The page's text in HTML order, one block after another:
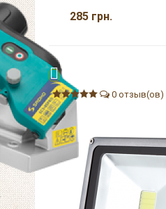
285 грн.
0 отзыв(ов)